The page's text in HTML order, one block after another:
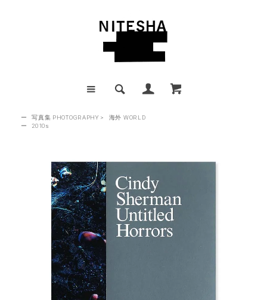
ー 写真集 PHOTOGRAPHY >
海外 WORLD
ー
2010s